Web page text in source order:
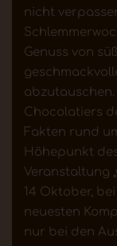
nicht
Genuss von
Chocolatiers
Fakten rund
Höhepunkt
Veranstaltung
14 Oktober,
neuesten
nur bei den